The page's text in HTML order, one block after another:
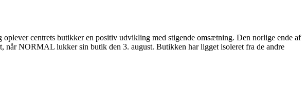
centrets butikker en positiv udvikling med stigende omsætning. Den norlige ende af
NORMAL lukker sin butik den 3. august. Butikken har ligget isoleret fra de andre